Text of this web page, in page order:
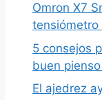
Omron X7
tensiómetro
5 consejos
buen
El ajedrez